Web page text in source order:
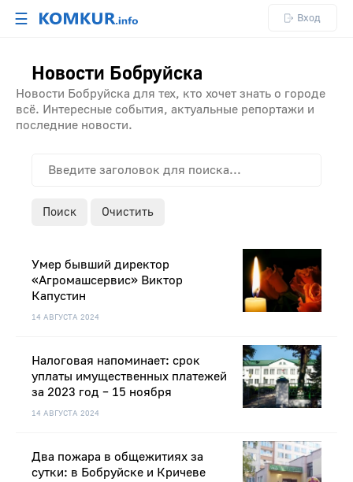
☰ Вход
Новости Бобруйска
Новости Бобруйска для тех, кто хочет знать о городе
всё. Интересные события, актуальные репортажи и
последние новости.
Поиск Очистить
14 АВГУСТА 2024
Умер бывший директор
«Агромашсервис» Виктор
Капустин
14 АВГУСТА 2024
Налоговая напоминает: срок
уплаты имущественных платежей
за 2023 год – 15 ноября
Два пожара в общежитиях за
сутки: в Бобруйске и Кричеве